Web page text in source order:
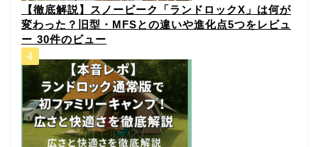
⁠【徹底解説】スノーピーク「ランドロックX」は何が
変わった？旧型・MFSとの違いや進化点5つをレビュ
ー⁠ 30件のビュー